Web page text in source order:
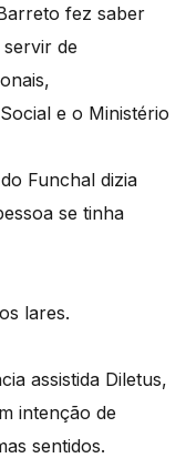
fez saber
de
e o Ministério
Funchal dizia
se tinha
lares.
assistida Diletus,
intenção de
sentidos.